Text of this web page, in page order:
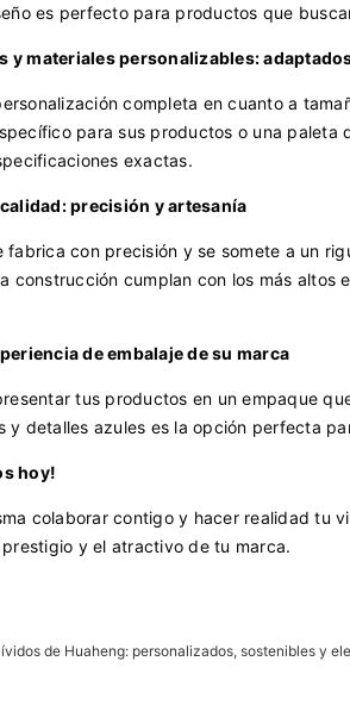
es perfecto para productos que
y materiales personalizables:
completa en cuanto a
para sus productos o una
exactas.
precisión y artesanía
fabrica con precisión y se somete a un
construcción cumplan con los más
de embalaje de su marca
tus productos en un empaque
y detalles azules es la opción perfecta
hoy!
colaborar contigo y hacer realidad tu
y el atractivo de tu marca.
de Huaheng: personalizados, sostenibles y